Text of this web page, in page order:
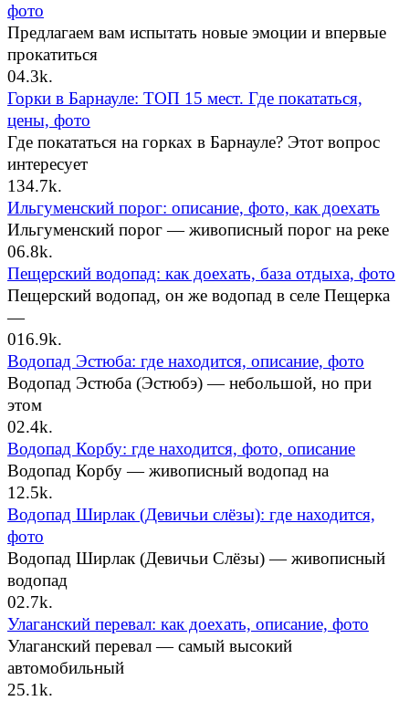
фото
Предлагаем вам испытать новые эмоции и впервые
прокатиться
04.3k.
Горки в Барнауле: ТОП 15 мест. Где покататься,
цены, фото
Где покататься на горках в Барнауле? Этот вопрос
интересует
134.7k.
Ильгуменский порог: описание, фото, как доехать
Ильгуменский порог — живописный порог на реке
06.8k.
Пещерский водопад: как доехать, база отдыха, фото
Пещерский водопад, он же водопад в селе Пещерка
—
016.9k.
Водопад Эстюба: где находится, описание, фото
Водопад Эстюба (Эстюбэ) — небольшой, но при
этом
02.4k.
Водопад Корбу: где находится, фото, описание
Водопад Корбу — живописный водопад на
12.5k.
Водопад Ширлак (Девичьи слёзы): где находится,
фото
Водопад Ширлак (Девичьи Слёзы) — живописный
водопад
02.7k.
Улаганский перевал: как доехать, описание, фото
Улаганский перевал — самый высокий
автомобильный
25.1k.